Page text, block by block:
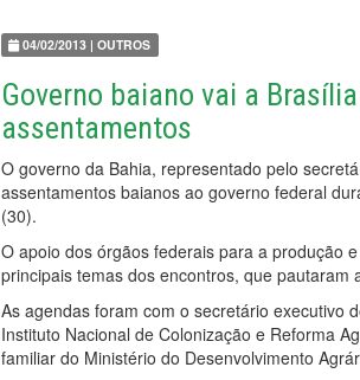
04/02/2013 | OUTROS
Governo baiano vai a
assentamentos
O governo da Bahia, representado pelo
assentamentos baianos ao governo federal
(30).
O apoio dos órgãos federais para a produção
principais temas dos encontros, que pautaram
As agendas foram com o secretário executivo
Instituto Nacional de Colonização e Reforma
familiar do Ministério do Desenvolvimento